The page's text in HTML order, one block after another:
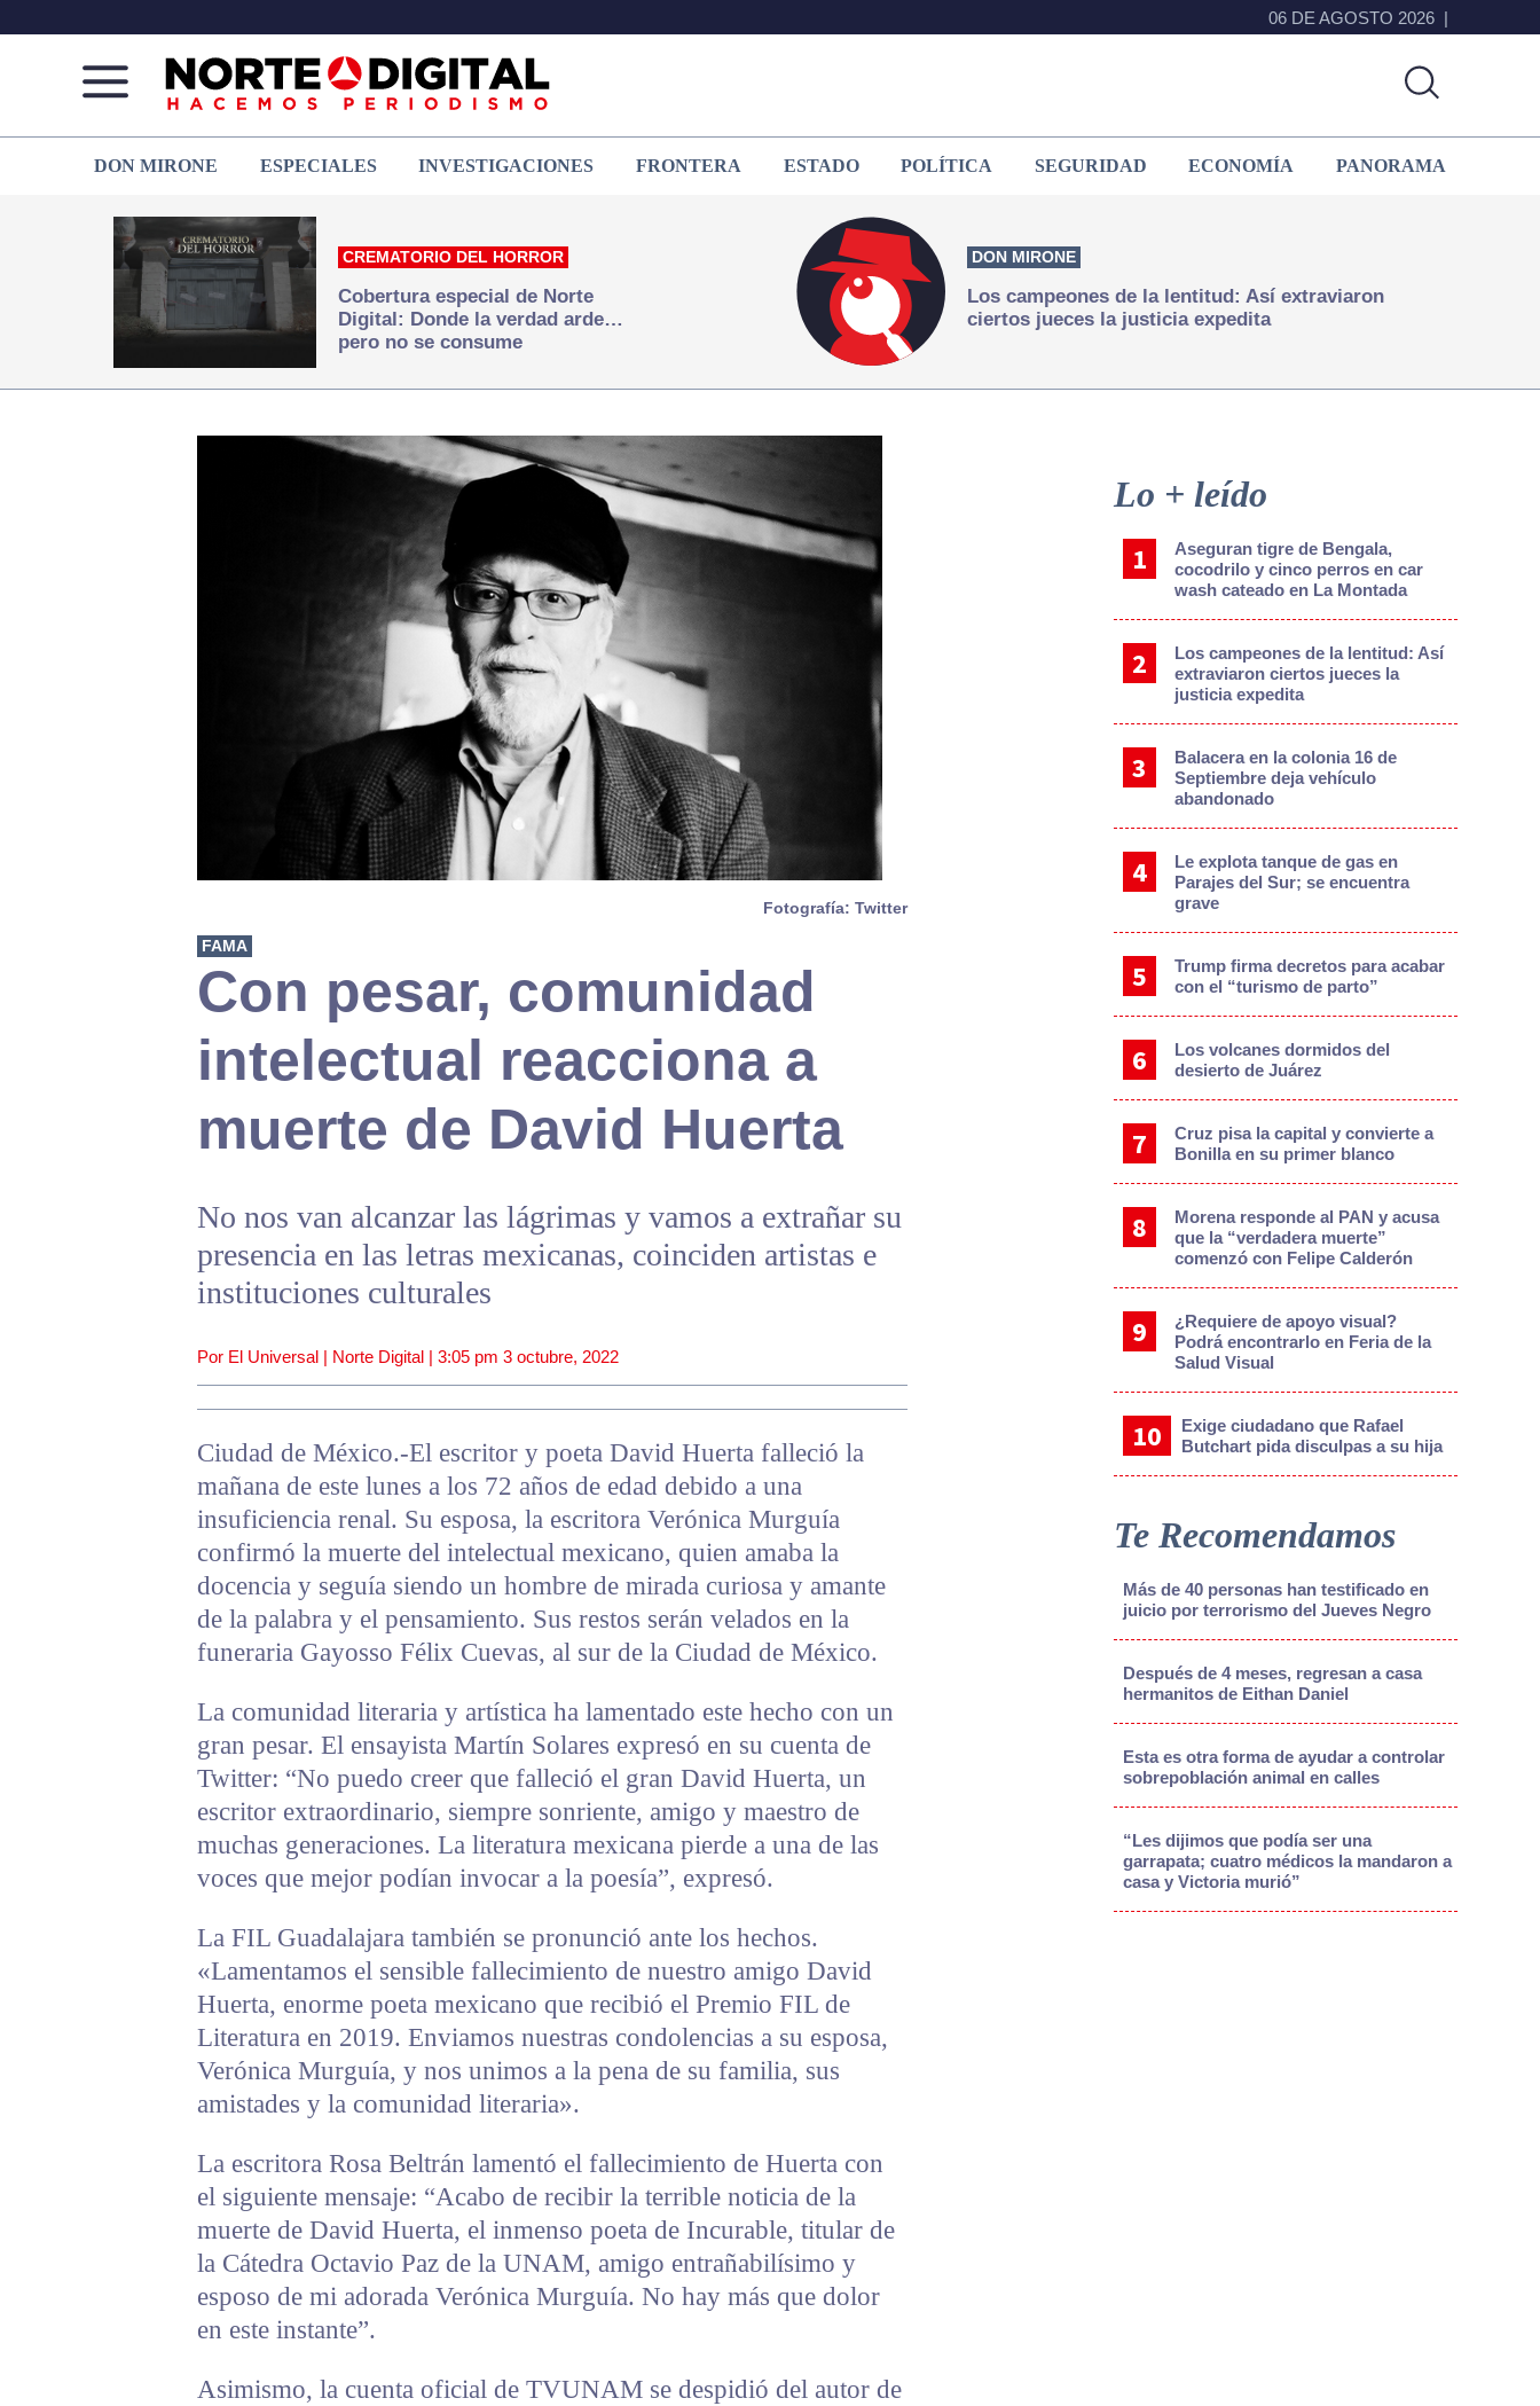
06 DE AGOSTO 2026
de
Juárez
que
hacemos periodismo
DON MIRONE ESPECIALES INVESTIGACIONES FRONTERA ESTADO POLÍTICA SEGURIDAD ECONOMÍA PANORAMA
CREMATORIO DEL HORROR
Cobertura especial de Norte
Digital: Donde la verdad arde…
pero no se consume
DON MIRONE
Los campeones de la lentitud: Así extraviaron
ciertos jueces la justicia expedita
Fotografía: Twitter
FAMA
Con pesar, comunidad
intelectual reacciona a
muerte de David Huerta
No nos van alcanzar las lágrimas y vamos a extrañar su
presencia en las letras mexicanas, coinciden artistas e
instituciones culturales
Por El Universal | Norte Digital | 3:05 pm 3 octubre, 2022
Ciudad de México.-El escritor y poeta David Huerta falleció la
mañana de este lunes a los 72 años de edad debido a una
insuficiencia renal. Su esposa, la escritora Verónica Murguía
confirmó la muerte del intelectual mexicano, quien amaba la
docencia y seguía siendo un hombre de mirada curiosa y amante
de la palabra y el pensamiento. Sus restos serán velados en la
funeraria Gayosso Félix Cuevas, al sur de la Ciudad de México.
La comunidad literaria y artística ha lamentado este hecho con un
gran pesar. El ensayista Martín Solares expresó en su cuenta de
Twitter: “No puedo creer que falleció el gran David Huerta, un
escritor extraordinario, siempre sonriente, amigo y maestro de
muchas generaciones. La literatura mexicana pierde a una de las
voces que mejor podían invocar a la poesía”, expresó.
La FIL Guadalajara también se pronunció ante los hechos.
«Lamentamos el sensible fallecimiento de nuestro amigo David
Huerta, enorme poeta mexicano que recibió el Premio FIL de
Literatura en 2019. Enviamos nuestras condolencias a su esposa,
Verónica Murguía, y nos unimos a la pena de su familia, sus
amistades y la comunidad literaria».
La escritora Rosa Beltrán lamentó el fallecimiento de Huerta con
el siguiente mensaje: “Acabo de recibir la terrible noticia de la
muerte de David Huerta, el inmenso poeta de Incurable, titular de
la Cátedra Octavio Paz de la UNAM, amigo entrañabilísimo y
esposo de mi adorada Verónica Murguía. No hay más que dolor
en este instante”.
Asimismo, la cuenta oficial de TVUNAM se despidió del autor de
Sidebar
Lo + leído
Aseguran tigre de Bengala,
cocodrilo y cinco perros en car
wash cateado en La Montada
Los campeones de la lentitud: Así
extraviaron ciertos jueces la
justicia expedita
Balacera en la colonia 16 de
Septiembre deja vehículo
abandonado
Le explota tanque de gas en
Parajes del Sur; se encuentra
grave
Trump firma decretos para acabar
con el “turismo de parto”
Los volcanes dormidos del
desierto de Juárez
Cruz pisa la capital y convierte a
Bonilla en su primer blanco
Morena responde al PAN y acusa
que la “verdadera muerte”
comenzó con Felipe Calderón
¿Requiere de apoyo visual?
Podrá encontrarlo en Feria de la
Salud Visual
Exige ciudadano que Rafael
Butchart pida disculpas a su hija
Te Recomendamos
Más de 40 personas han testificado en
juicio por terrorismo del Jueves Negro
Después de 4 meses, regresan a casa
hermanitos de Eithan Daniel
Esta es otra forma de ayudar a controlar
sobrepoblación animal en calles
“Les dijimos que podía ser una
garrapata; cuatro médicos la mandaron a
casa y Victoria murió”